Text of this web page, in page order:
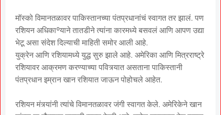
मॉस्को विमानतळावर पाकिस्तानच्या पंतप्रधानांचं स्वागत तर झालं. पण
रशियन अधिकाºयाने तातडीने त्यांना कारमध्ये बसवलं आणि आपण उद्या
भेटू असा संदेश दिल्याची माहिती समोर आली आहे.
युक्रेन आणि रशियामध्ये युद्ध सुरु झाले आहे. अमेरिका आणि मित्रराष्ट्रे
रशियावर आक्रमण करण्याच्या पवित्र्यात असताना पाकिस्तानी
पंतप्रधान इम्रान खान रशियात जाऊन पोहोचले आहेत.
रशियन मंत्र्यांनी त्यांचे विमानतळावर जंगी स्वागत केले. अमेरिकेने खान